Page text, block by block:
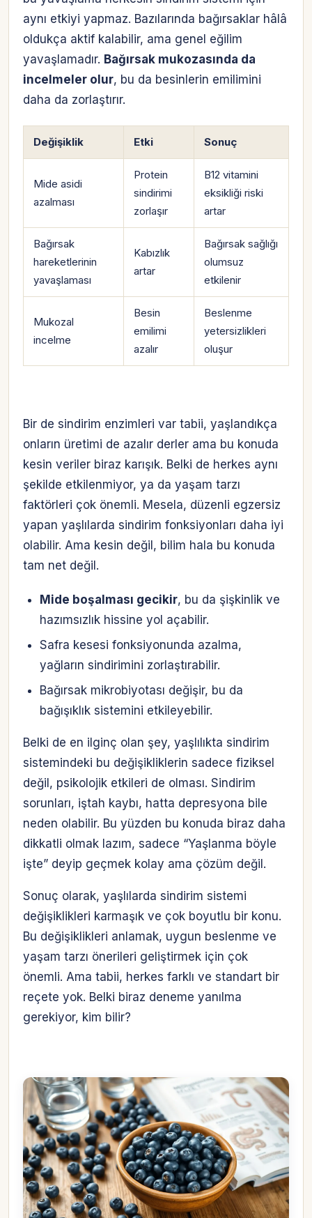
aynı etkiyi yapmaz. Bazılarında bağırsaklar hâlâ
oldukça aktif kalabilir, ama genel eğilim
yavaşlamadır. Bağırsak mukozasında da
incelmeler olur, bu da besinlerin emilimini
daha da zorlaştırır.
Değişiklik Etki Sonuç
Mide asidi
azalması
Protein
sindirimi
zorlaşır
B12 vitamini
eksikliği riski
artar
Bağırsak
hareketlerinin
yavaşlaması
Kabızlık
artar
Bağırsak sağlığı
olumsuz
etkilenir
Mukozal
incelme
Besin
emilimi
azalır
Beslenme
yetersizlikleri
oluşur
Bir de sindirim enzimleri var tabii, yaşlandıkça
onların üretimi de azalır derler ama bu konuda
kesin veriler biraz karışık. Belki de herkes aynı
şekilde etkilenmiyor, ya da yaşam tarzı
faktörleri çok önemli. Mesela, düzenli egzersiz
yapan yaşlılarda sindirim fonksiyonları daha iyi
olabilir. Ama kesin değil, bilim hala bu konuda
tam net değil.
Mide boşalması gecikir, bu da şişkinlik ve
hazımsızlık hissine yol açabilir.
Safra kesesi fonksiyonunda azalma,
yağların sindirimini zorlaştırabilir.
Bağırsak mikrobiyotası değişir, bu da
bağışıklık sistemini etkileyebilir.
Belki de en ilginç olan şey, yaşlılıkta sindirim
sistemindeki bu değişikliklerin sadece fiziksel
değil, psikolojik etkileri de olması. Sindirim
sorunları, iştah kaybı, hatta depresyona bile
neden olabilir. Bu yüzden bu konuda biraz daha
dikkatli olmak lazım, sadece “Yaşlanma böyle
işte” deyip geçmek kolay ama çözüm değil.
Sonuç olarak, yaşlılarda sindirim sistemi
değişiklikleri karmaşık ve çok boyutlu bir konu.
Bu değişiklikleri anlamak, uygun beslenme ve
yaşam tarzı önerileri geliştirmek için çok
önemli. Ama tabii, herkes farklı ve standart bir
reçete yok. Belki biraz deneme yanılma
gerekiyor, kim bilir?